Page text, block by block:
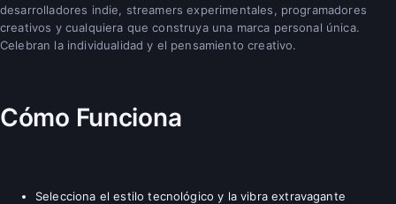
desarrolladores indie, streamers experimentales, programadores
creativos y cualquiera que construya una marca personal única.
Celebran la individualidad y el pensamiento creativo.
Cómo Funciona
Selecciona el estilo tecnológico y la vibra extravagante